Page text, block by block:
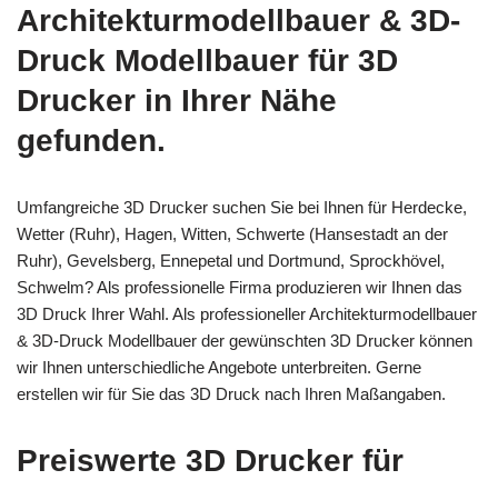
Architekturmodellbauer & 3D-
Druck Modellbauer für 3D
Drucker in Ihrer Nähe
gefunden.
Umfangreiche 3D Drucker suchen Sie bei Ihnen für Herdecke,
Wetter (Ruhr), Hagen, Witten, Schwerte (Hansestadt an der
Ruhr), Gevelsberg, Ennepetal und Dortmund, Sprockhövel,
Schwelm? Als professionelle Firma produzieren wir Ihnen das
3D Druck Ihrer Wahl. Als professioneller Architekturmodellbauer
& 3D-Druck Modellbauer der gewünschten 3D Drucker können
wir Ihnen unterschiedliche Angebote unterbreiten. Gerne
erstellen wir für Sie das 3D Druck nach Ihren Maßangaben.
Preiswerte 3D Drucker für